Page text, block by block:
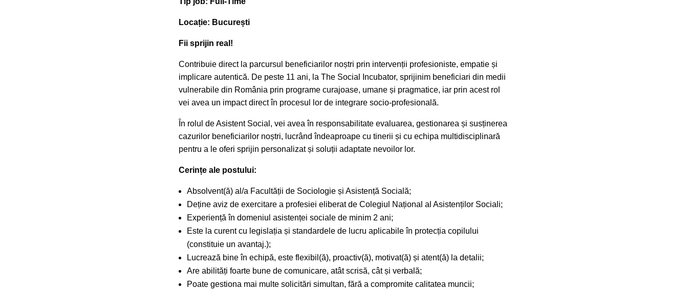
Locație: București
Fii sprijin real!
Contribuie direct la parcursul beneficiarilor noștri prin intervenții profesioniste, empatie și
implicare autentică. De peste 11 ani, la The Social Incubator, sprijinim beneficiari din medii
vulnerabile din România prin programe curajoase, umane și pragmatice, iar prin acest rol
vei avea un impact direct în procesul lor de integrare socio-profesională.
În rolul de Asistent Social, vei avea în responsabilitate evaluarea, gestionarea și susținerea
cazurilor beneficiarilor noștri, lucrând îndeaproape cu tinerii și cu echipa multidisciplinară
pentru a le oferi sprijin personalizat și soluții adaptate nevoilor lor.
Cerințe ale postului:
Absolvent(ă) al/a Facultății de Sociologie și Asistență Socială;
Deține aviz de exercitare a profesiei eliberat de Colegiul Național al Asistenților Sociali;
Experiență în domeniul asistenței sociale de minim 2 ani;
Este la curent cu legislația și standardele de lucru aplicabile în protecția copilului
(constituie un avantaj.);
Lucrează bine în echipă, este flexibil(ă), proactiv(ă), motivat(ă) și atent(ă) la detalii;
Are abilități foarte bune de comunicare, atât scrisă, cât și verbală;
Poate gestiona mai multe solicitări simultan, fără a compromite calitatea muncii;